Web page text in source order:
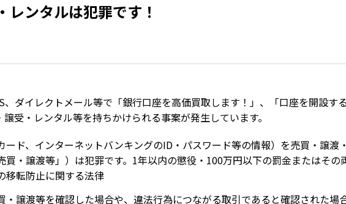
レンタルは犯罪です！
ダイレクトメール等で「銀行口座を高価買取します！」、「口座を開設
受・レンタル等を持ちかけられる事案が発生しています。
ード、インターネットバンキングのID・パスワード等の情報）を売買・譲
・譲渡等」）は犯罪です。1年以内の懲役・100万円以下の罰金またはその
移転防止に関する法律
・譲渡等を確認した場合や、違法行為につながる取引であると確認された